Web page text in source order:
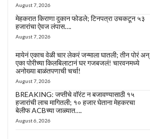
August 7, 2026
मेहकरात किराणा दुकान फोडले; टिनपत्रा उचकटून ५३
हजारांचा ऐवज लंपास….
August 7, 2026
मायेनं एकाच वेळी चार लेकरं जन्माला घातली; तीन पोरं अन्
एका पोरीच्या किलबिलाटानं घर गजबजलं! चारवनमध्ये
अनोख्या बाळंतपणाची चर्चा!
August 7, 2026
BREAKING: जप्तीचे वॉरंट न बजावण्यासाठी १५
हजारांची लाच मागितली; १० हजार घेताना मेहकरचा
बेलीफ ACBच्या जाळ्यात….
August 6, 2026